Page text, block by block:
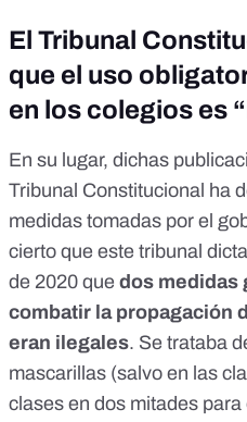
El Tribunal
que el uso
en los colegios es
En su lugar, dichas
Tribunal Constitucional ha
medidas tomadas por el
cierto que este tribunal
de 2020 que dos medidas
combatir la propagación
eran ilegales. Se trataba
mascarillas (salvo en las
clases en dos mitades